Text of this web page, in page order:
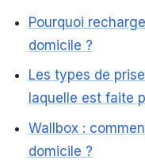
Pourquoi
domicile ?
Les types de
laquelle est faite
Wallbox :
domicile ?